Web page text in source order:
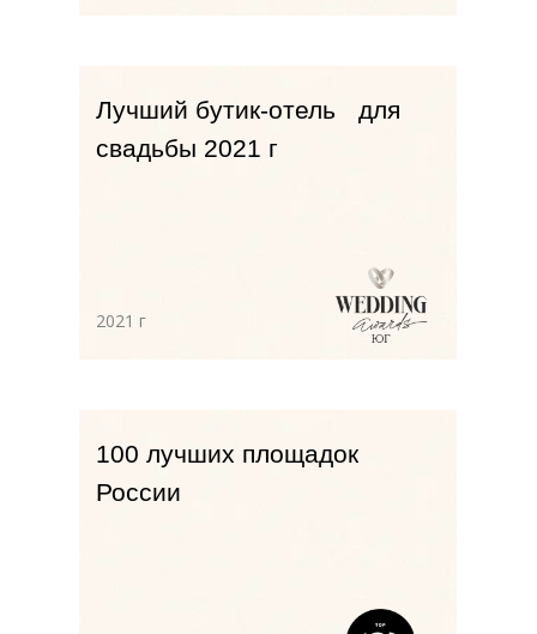
проведения свадьбы на юге
России
Лучший отель для
2023 г